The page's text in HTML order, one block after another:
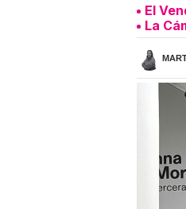
El
La